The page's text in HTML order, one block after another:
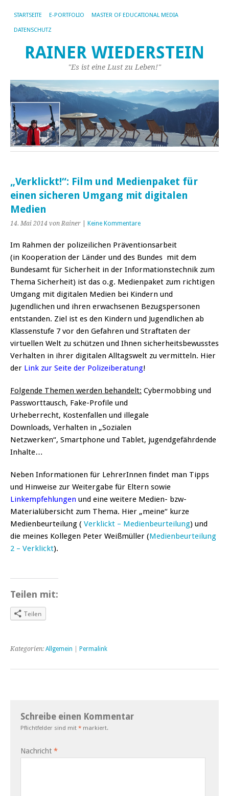
STARTSEITE E-PORTFOLIO MASTER OF EDUCATIONAL MEDIA
DATENSCHUTZ
RAINER WIEDERSTEIN
"Es ist eine Lust zu Leben!"
„Verklickt!“: Film und Medienpaket für
einen sicheren Umgang mit digitalen
Medien
14. Mai 2014 von Rainer Keine Kommentare
Im Rahmen der polizeilichen Präventionsarbeit
(in Kooperation der Länder und des Bundes mit dem
Bundesamt für Sicherheit in der Informationstechnik zum
Thema Sicherheit) ist das o.g. Medienpaket zum richtigen
Umgang mit digitalen Medien bei Kindern und
Jugendlichen und ihren erwachsenen Bezugspersonen
entstanden. Ziel ist es den Kindern und Jugendlichen ab
Klassenstufe 7 vor den Gefahren und Straftaten der
virtuellen Welt zu schützen und Ihnen sicherheitsbewusstes
Verhalten in ihrer digitalen Alltagswelt zu vermitteln. Hier
der Link zur Seite der Polizeiberatung!
Folgende Themen werden behandelt: Cybermobbing und
Passworttausch, Fake-Profile und
Urheberrecht, Kostenfallen und illegale
Downloads, Verhalten in „Sozialen
Netzwerken“, Smartphone und Tablet, jugendgefährdende
Inhalte…
Neben Informationen für LehrerInnen findet man Tipps
und Hinweise zur Weitergabe für Eltern sowie
Linkempfehlungen und eine weitere Medien- bzw-
Materialübersicht zum Thema. Hier „meine“ kurze
Medienbeurteilung ( Verklickt – Medienbeurteilung) und
die meines Kollegen Peter Weißmüller (Medienbeurteilung
2 – Verklickt).
Teilen mit:
Teilen
Kategorien: Allgemein Permalink
Schreibe einen Kommentar
Pflichtfelder sind mit * markiert.
Nachricht *